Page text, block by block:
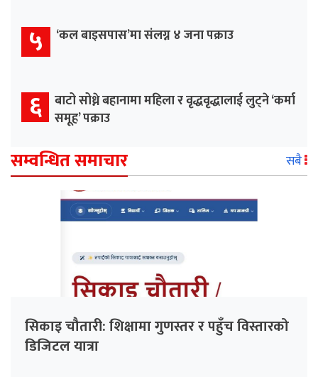
५ ‘कल बाइसपास’मा संलग्न ४ जना पक्राउ
६ बाटो सोध्ने बहानामा महिला र वृद्धवृद्धालाई लुट्ने ‘कर्मा
समूह’ पक्राउ
सम्वन्धित समाचार सबै
सिकाइ चौतारी: शिक्षामा गुणस्तर र पहुँच विस्तारको
डिजिटल यात्रा